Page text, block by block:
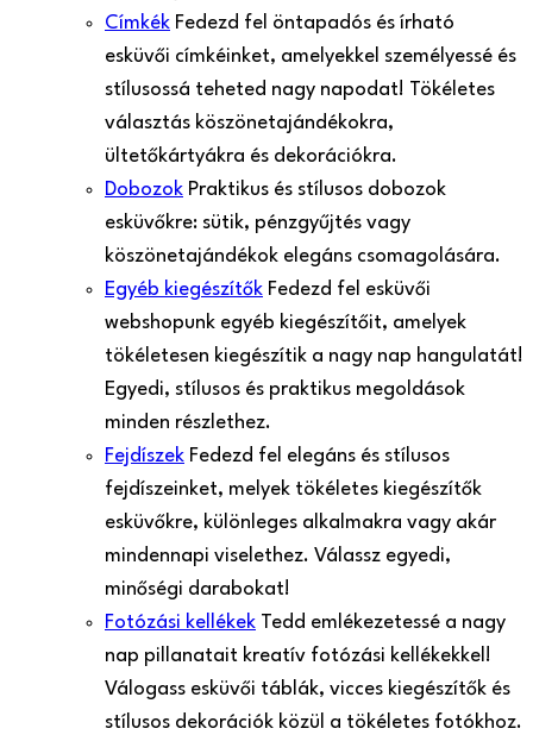
Címkék Fedezd fel öntapadós és írható
esküvői címkéinket, amelyekkel személyessé és
stílusossá teheted nagy napodat! Tökéletes
választás köszönetajándékokra,
ültetőkártyákra és dekorációkra.
Dobozok Praktikus és stílusos dobozok
esküvőkre: sütik, pénzgyűjtés vagy
köszönetajándékok elegáns csomagolására.
Egyéb kiegészítők Fedezd fel esküvői
webshopunk egyéb kiegészítőit, amelyek
tökéletesen kiegészítik a nagy nap hangulatát!
Egyedi, stílusos és praktikus megoldások
minden részlethez.
Fejdíszek Fedezd fel elegáns és stílusos
fejdíszeinket, melyek tökéletes kiegészítők
esküvőkre, különleges alkalmakra vagy akár
mindennapi viselethez. Válassz egyedi,
minőségi darabokat!
Fotózási kellékek Tedd emlékezetessé a nagy
nap pillanatait kreatív fotózási kellékekkel!
Válogass esküvői táblák, vicces kiegészítők és
stílusos dekorációk közül a tökéletes fotókhoz.